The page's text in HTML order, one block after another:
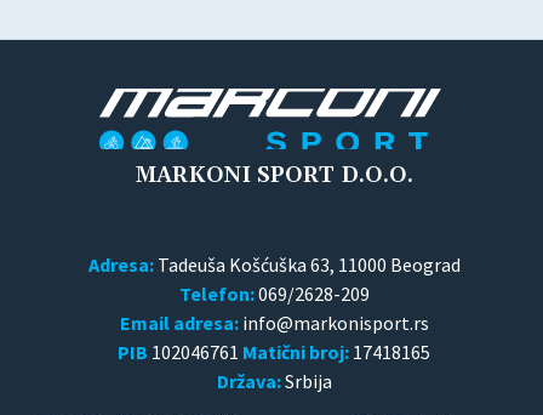
MARKONI SPORT D.O.O.
Adresa:Tadeuša Košćuška 63, 11000 Beograd
Telefon:069/2628-209
Email adresa:
PIB 102046761 Matični broj: 17418165
Država:Srbija